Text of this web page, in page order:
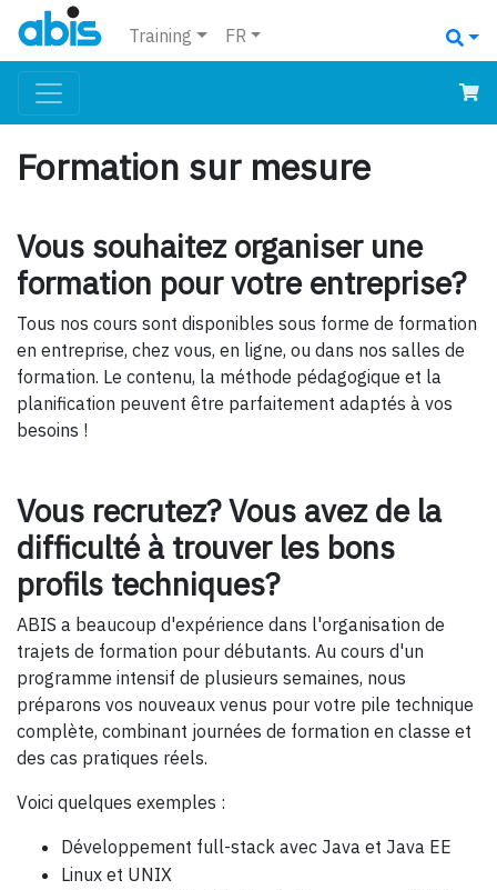
Training FR
Formation sur mesure
Vous souhaitez organiser une
formation pour votre entreprise?
Tous nos cours sont disponibles sous forme de formation
en entreprise, chez vous, en ligne, ou dans nos salles de
formation. Le contenu, la méthode pédagogique et la
planification peuvent être parfaitement adaptés à vos
besoins !
Vous recrutez? Vous avez de la
difficulté à trouver les bons
profils techniques?
ABIS a beaucoup d'expérience dans l'organisation de
trajets de formation pour débutants. Au cours d'un
programme intensif de plusieurs semaines, nous
préparons vos nouveaux venus pour votre pile technique
complète, combinant journées de formation en classe et
des cas pratiques réels.
Voici quelques exemples :
Développement full-stack avec Java et Java EE
Linux et UNIX